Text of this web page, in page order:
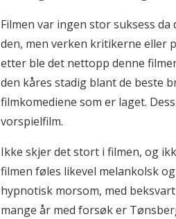
Filmen var ingen stor suksess
den, men verken kritikerne eller
etter ble det nettopp denne
den kåres stadig blant de beste
filmkomediene som er laget.
vorspielfilm.
Ikke skjer det stort i filmen, og
filmen føles likevel melankolsk
hypnotisk morsom, med
mange år med forsøk er